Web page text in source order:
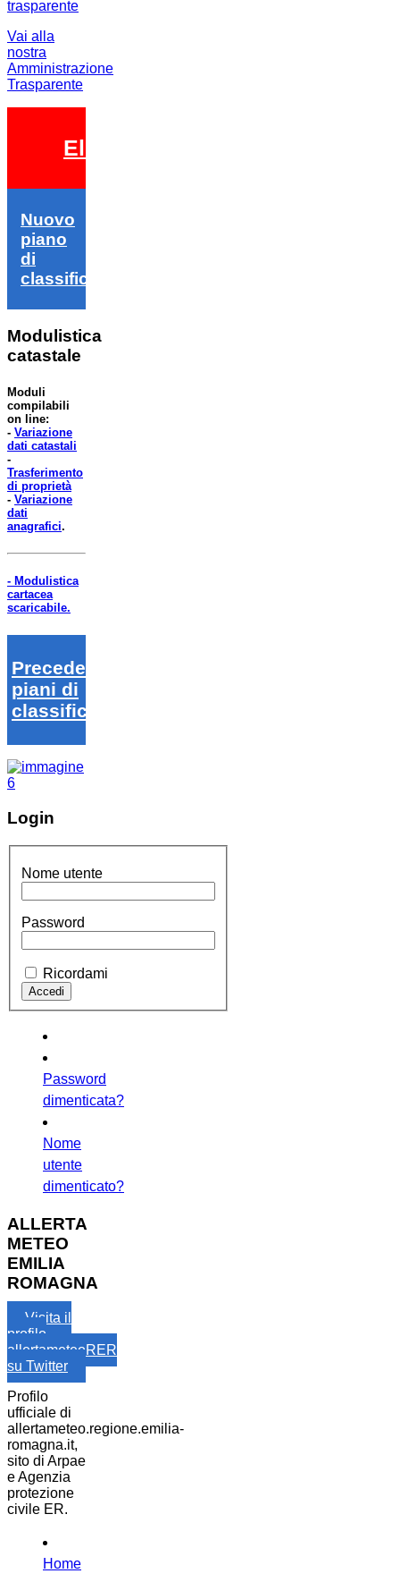
Vai alla
nostra
Amministrazione
Trasparente
Elezioni 2026
Nuovo
piano
di
classifica
Modulistica
catastale
Moduli
compilabili
on line:
- Variazione
dati catastali
-
Trasferimento
di proprietà
- Variazione
dati
anagrafici.
- Modulistica
cartacea
scaricabile.
Precedenti
piani di
classifica
Login
Nome utente
Password
Ricordami
Password
dimenticata?
Nome
utente
dimenticato?
ALLERTA
METEO
EMILIA
ROMAGNA
Visita il
profilo
allertameteoRER
su Twitter
Profilo
ufficiale di
allertameteo.regione.emilia-
romagna.it,
sito di Arpae
e Agenzia
protezione
civile ER.
Home